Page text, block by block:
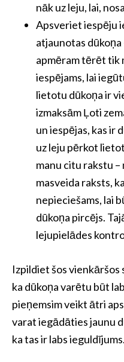
nāk uz leju, lai,
Apsveriet iespēju
atjaunotas
apmēram tērēt tik
iespējams, lai
lietotu dūkoņa ir
izmaksām Ļoti
un iespējas, kas ir
uz leju pērkot
manu citu rakstu
masveida raksts,
nepieciešams, lai
dūkoņa pircējs.
lejupielādes
Izpildiet šos vienkāršos
ka dūkoņa varētu būt
pieņemsim veikt ātri
varat iegādāties jaunu
ka tas ir labs ieguldījums.